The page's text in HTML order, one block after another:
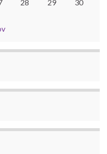
28 29
30